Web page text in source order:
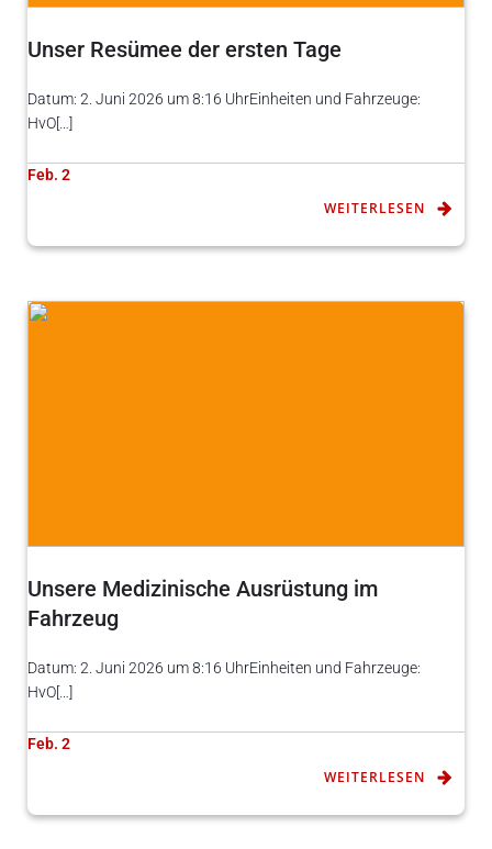
Unser Resümee der ersten Tage
Datum: 2. Juni 2026 um 8:16 UhrEinheiten und Fahrzeuge:
HvO[…]
Feb. 2
WEITERLESEN
Unsere Medizinische Ausrüstung im
Fahrzeug
Datum: 2. Juni 2026 um 8:16 UhrEinheiten und Fahrzeuge:
HvO[…]
Feb. 2
WEITERLESEN